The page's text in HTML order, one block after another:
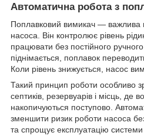
Автоматична робота з
Поплавковий вимикач — важлива
насоса. Він контролює рівень
працювати без постійного
піднімається, поплавок
Коли рівень знижується, насос
Такий принцип роботи особливо
септиків, резервуарів і місць, де
накопичуються поступово.
зменшити ризик роботи насоса
та спрощує експлуатацію